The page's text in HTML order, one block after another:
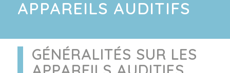
APPAREILS AUDITIFS
GÉNÉRALITÉS SUR LES